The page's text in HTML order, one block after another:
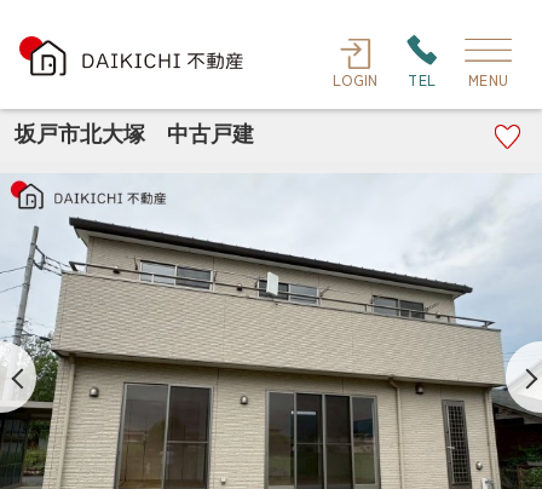
LOGIN TEL MENU
坂戸市北大塚 中古戸建